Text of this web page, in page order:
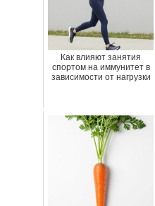
Как влияют занятия
спортом на иммунитет в
зависимости от нагрузки